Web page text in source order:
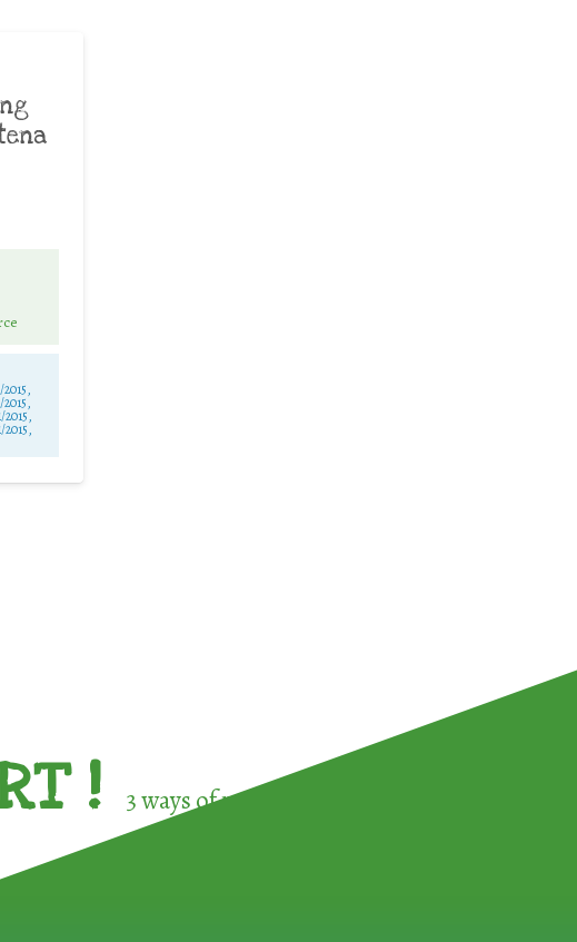
2015,
2015,
2015,
2015,
! 3 ways of participating in the